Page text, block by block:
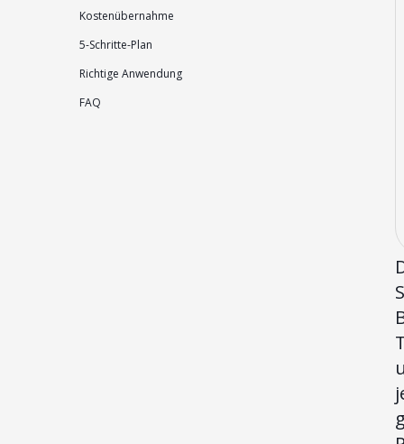
Kostenübernahme
5-Schritte-Plan
Richtige Anwendung
FAQ